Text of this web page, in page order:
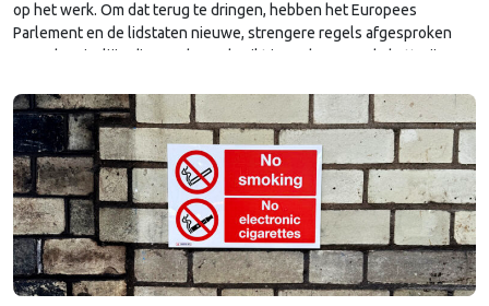
op het werk. Om dat terug te dringen, hebben het Europees
Parlement en de lidstaten nieuwe, strengere regels afgesproken
voor chemicaliën die worden gebruikt in onder meer de batterij-,
Continued